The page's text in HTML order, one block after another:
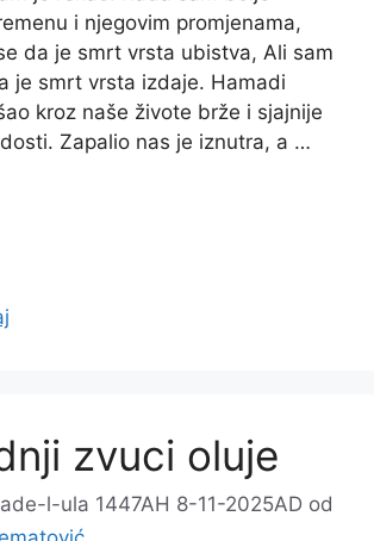
i njegovim promjenama,
da je smrt vrsta ubistva, Ali sam
je smrt vrsta izdaje. Hamadi
kroz naše živote brže i sjajnije
Zapalio nas je iznutra, a …
zvuci oluje
l-ula 1447AH 8-11-2025AD od